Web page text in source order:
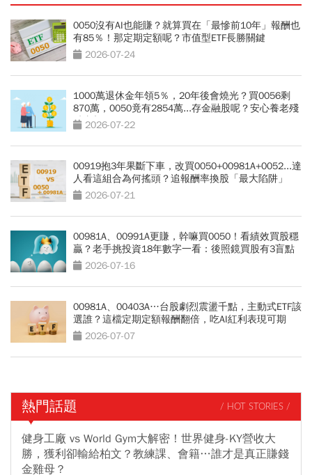
0050沒有AI也能賺？就算買在「最慘前10年」報酬也
有85％！那定期定額呢？市值型ETF長勝關鍵
2026-07-24
1000萬退休金年領5％，20年後會燒光？買0056剩
870萬，0050竟有2854萬...存金融股呢？安心養老殘
酷真相
2026-07-22
00919抱3年果斷下車，改買0050+00981A+0052...達
人看這組合為何搖頭？追報酬率換股「最大陷阱」
2026-07-21
00981A、00991A更賺，幹嘛買0050！看績效買股穩
贏？老手挑投資18年數字一看：後照鏡買股有3盲點
2026-07-16
00981A、00403A…台股劇烈震盪千點，主動式ETF該
選誰？這檔定期定額報酬翻倍，吃AI紅利表現可期
2026-07-07
熱門話題 / HOT STORIES /
健身工廠 vs World Gym大解密！世界健身-KY營收大
勝，獲利卻輸給柏文？教練課、會籍…誰才是真正賺錢
金雞母？